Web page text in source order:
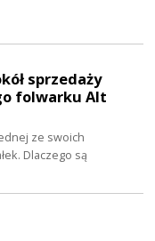
sprzedaży
folwarku Alt
ze swoich
Dlaczego są